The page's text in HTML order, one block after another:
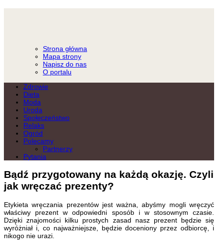
Strona główna
Mapa strony
Napisz do nas
O portalu
Zdrowie
Dieta
Moda
Uroda
Społeczeństwo
Relaks
Ogród
Polecamy
Partnerzy
Pytania
Bądź przygotowany na każdą okazję. Czyli
jak wręczać prezenty?
Etykieta wręczania prezentów jest ważna, abyśmy mogli wręczyć
właściwy prezent w odpowiedni sposób i w stosownym czasie.
Dzięki znajomości kilku prostych zasad nasz prezent będzie się
wyróżniał i, co najważniejsze, będzie doceniony przez odbiorcę, i
nikogo nie urazi.